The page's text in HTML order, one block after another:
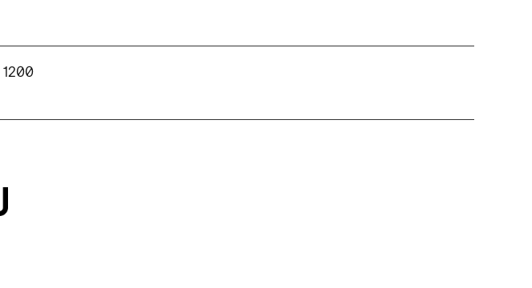
1200